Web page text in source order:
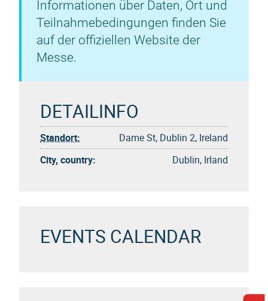
Informationen über Daten, Ort und
Teilnahmebedingungen finden Sie
auf der offiziellen Website der
Messe.
DETAILINFO
Standort:
Dame St, Dublin 2, Ireland
City, country:
Dublin, Irland
EVENTS CALENDAR